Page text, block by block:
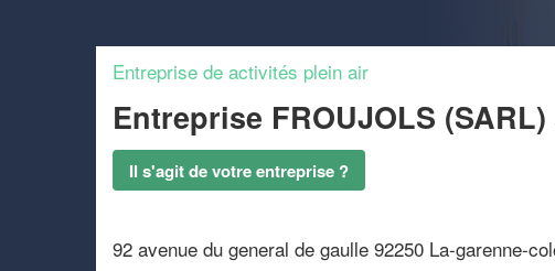
Entreprise de activités plein air
Entreprise FROUJOLS (SARL)
Il s'agit de votre entreprise ?
92 avenue du general de gaulle 92250 La-garenne-